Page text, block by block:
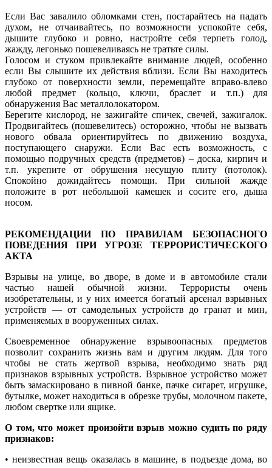
Если Вас завалило обломками стен, постарайтесь на падать
духом, не отчаивайтесь, по возможности успокойте себя,
дышите глубоко и ровно, настройте себя терпеть голод,
жажду, легонько пошевеливаясь не тратьте силы.
Голосом и стуком привлекайте внимание людей, особенно
если Вы слышите их действия вблизи. Если Вы находитесь
глубоко от поверхности земли, перемещайте вправо-влево
любой предмет (кольцо, ключи, браслет и т.п.) для
обнаружения Вас металлолокатором.
Берегите кислород, не зажигайте спичек, свечей, зажигалок.
Продвигайтесь (пошевелитесь) осторожно, чтобы не вызвать
нового обвала ориентируйтесь по движению воздуха,
поступающего снаружи. Если Вас есть возможность, с
помощью подручных средств (предметов) – доска, кирпич и
т.п. укрепите от обрушения несущую плиту (потолок).
Спокойно дожидайтесь помощи. При сильной жажде
положите в рот небольшой камешек и сосите его, дыша
носом.
РЕКОМЕНДАЦИИ ПО ПРАВИЛАМ БЕЗОПАСНОГО
ПОВЕДЕНИЯ ПРИ УГРОЗЕ ТЕРРОРИСТИЧЕСКОГО
АКТА
Взрывы на улице, во дворе, в доме и в автомобиле стали
частью нашей обычной жизни. Террористы очень
изобретательны, и у них имеется богатый арсенал взрывных
устройств — от самодельных устройств до гранат и мин,
применяемых в вооруженных силах.
Своевременное обнаружение взрывоопасных предметов
позволит сохранить жизнь вам и другим людям. Для того
чтобы не стать жертвой взрыва, необходимо знать ряд
признаков взрывных устройств. Взрывное устройство может
быть замаскировано в пивной банке, пачке сигарет, игрушке,
бутылке, может находиться в обрезке трубы, молочном пакете,
любом свертке или ящике.
О том, что может произойти взрыв можно судить по ряду
признаков:
• неизвестная вещь оказалась в машине, в подъезде дома, во